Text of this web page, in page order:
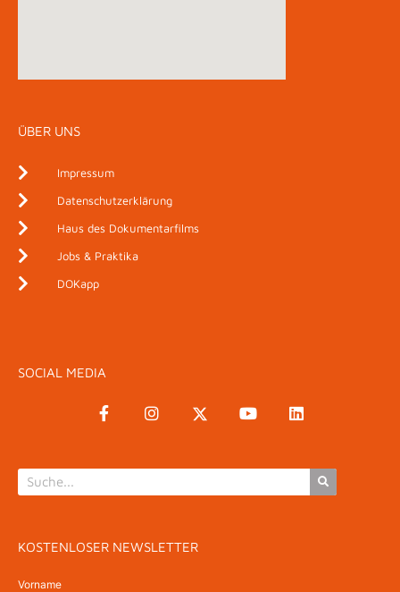
ÜBER UNS
Impressum
Datenschutzerklärung
Haus des Dokumentarfilms
Jobs & Praktika
DOKapp
SOCIAL MEDIA
KOSTENLOSER NEWSLETTER
Vorname